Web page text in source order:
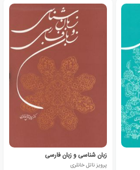
زبان شناسی و زبان فارسی
پرویز ناتل خانلری